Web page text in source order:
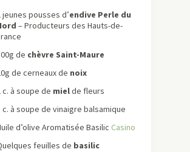
jeunes pousses d’endive Perle du
– Producteurs des Hauts-de-
de chèvre Saint-Maure
de cerneaux de noix
c. à soupe de mielde fleurs
c. à soupe de vinaigre balsamique
d’olive Aromatisée Basilic Casino
feuilles de basilic